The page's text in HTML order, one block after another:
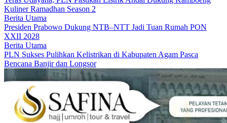
Kuliner Ramadhan Season 2
Berita Utama
Presiden Prabowo Dukung NTB–NTT Jadi Tuan Rumah PON
XXII 2028
Berita Utama
PLN Sukses Pulihkan Kelistrikan di Kabupaten Agam Pasca
Bencana Banjir dan Longsor